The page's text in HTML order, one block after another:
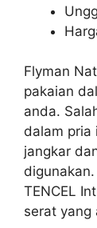
Flyman
pakaian
anda.
dalam pria
jangkar
TENCEL
serat yang